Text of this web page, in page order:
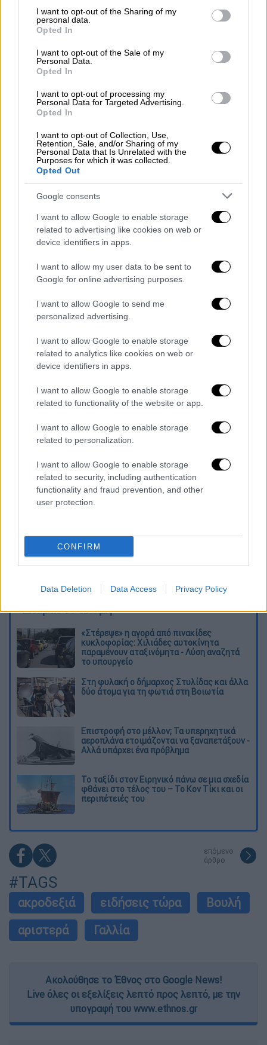
not limited to your visit or usage behaviour. You may click to
grant or deny consent to Google and its third-party tags to
use your data for below specified purposes in below Google
consent section.
I want to opt-out of the Sharing of my
personal data.
Opted In
I want to opt-out of the Sale of my
Personal Data.
Opted In
I want to opt-out of processing my
Personal Data for Targeted Advertising.
Opted In
I want to opt-out of Collection, Use,
Retention, Sale, and/or Sharing of my
Personal Data that Is Unrelated with the
Purposes for which it was collected.
Opted Out
Google consents
I want to allow Google to enable storage
related to advertising like cookies on web or
device identifiers in apps.
I want to allow my user data to be sent to
Google for online advertising purposes.
I want to allow Google to send me
personalized advertising.
I want to allow Google to enable storage
related to analytics like cookies on web or
device identifiers in apps.
I want to allow Google to enable storage
related to functionality of the website or app.
I want to allow Google to enable storage
related to personalization.
I want to allow Google to enable storage
related to security, including authentication
functionality and fraud prevention, and other
user protection.
CONFIRM
Data Deletion Data Access Privacy Policy
ο οποίος για να τον αποφύγειέκανε «πέτρα -
ψαλίδι - χαρτί» και έφυγε με ένα χαμόγελο.
Στο βίντεο φαίνεται και η δυσαρέσκεια των
υπόλοιπων βουλευτών για τον 22χρονο
Τερμέ, με κάποιους να αποφεύγουν και να
τον κοιτάξουν.
scissors moment but the longer
video is even better imo. sheer
disdain among the newly-elected
Deputies in France’s Parliament for
the far-right
pic.twitter.com/bLunjRI0Xo
July 21,
2024
Στις κάλπες σαν ψαλίδι, στο τέλος είναι το
NFP που κερδίζει», έγραψε ο Πικεμάλ στο X,
αναφερόμενος στα αποτελέσματα του
αριστερού συνασπισμού Νέο Λαϊκό Μέτωπο,
που βγήκε πρώτο στις εκλογές, σε μια
Τα σχολιά σας δημοσιεύονται άμεσα με δική σας ευθύνη. Το
ΕΘΝΟΣ θα παρεμβαίνει και τα προσβλητικά σχόλια θα
καταχώρηση
Διαβάστε ακόμη
«Στέρεψε» η αγορά από πινακίδες
κυκλοφορίας: Χιλιάδες αυτοκίνητα
παραμένουν αταξινόμητα - Λύση αναζητά
το υπουργείο
Στη φυλακή ο δήμαρχος Στυλίδας και άλλα
δύο άτομα για τη φωτιά στη Βοιωτία
Επιστροφή στο μέλλον; Τα υπερηχητικά
αεροπλάνα ετοιμάζονται να ξαναπετάξουν -
Αλλά υπάρχει ένα πρόβλημα
Το ταξίδι στον Ειρηνικό πάνω σε μια σχεδία
φθάνει στο τέλος του – Το Κον Τίκι και οι
περιπέτειές του
επόμενο
άρθρο
#TAGS
ακροδεξιά ειδήσεις τώρα
Βουλή
αριστερά
Γαλλία
Ακολούθησε το Έθνος στο Google News!
Live όλες οι εξελίξεις λεπτό προς λεπτό, με την
υπογραφή του www.ethnos.gr